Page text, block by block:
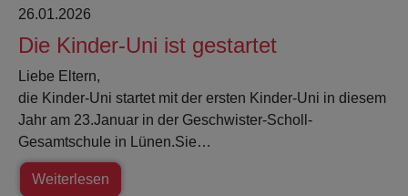
26.01.2026
Die Kinder-Uni ist gestartet
Liebe Eltern,
die Kinder-Uni startet mit der ersten Kinder-Uni in diesem
Jahr am 23.Januar in der Geschwister-Scholl-
Gesamtschule in Lünen.Sie…
Weiterlesen